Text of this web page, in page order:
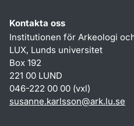
Kontakta oss
Institutionen för Arkeologi
LUX, Lunds universitet
Box 192
221 00 LUND
046-222 00 00 (vxl)
susanne.karlsson@ark.lu.se